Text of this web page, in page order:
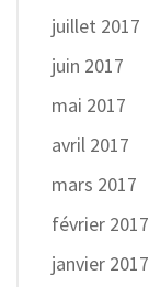
juillet 2017
juin 2017
mai 2017
avril 2017
mars 2017
février 2017
janvier 2017